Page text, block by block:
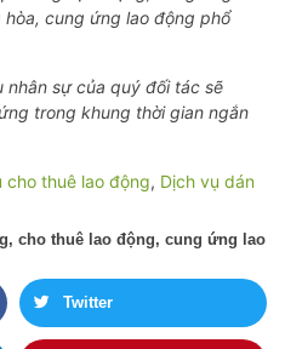
cung ứng lao động phổ
nhân sự của quý đối tác sẽ
trong khung thời gian ngắn
cho thuê lao động, Dịch vụ dán
, cho thuê lao động, cung ứng lao
Twitter